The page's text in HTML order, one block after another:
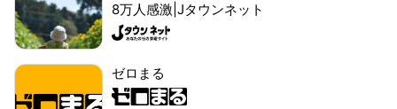
8万人感激|Jタウンネット
ゼロまる